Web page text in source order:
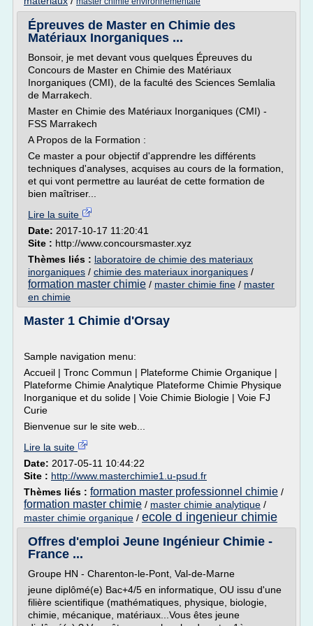
Épreuves de Master en Chimie des
Matériaux Inorganiques ...
Bonsoir, je met devant vous quelques Épreuves du
Concours de Master en Chimie des Matériaux
Inorganiques (CMI), de la faculté des Sciences Semlalia
de Marrakech.
Master en Chimie des Matériaux Inorganiques (CMI) -
FSS Marrakech
A Propos de la Formation :
Ce master a pour objectif d'apprendre les différents
techniques d'analyses, acquises au cours de la formation,
et qui vont permettre au lauréat de cette formation de
bien maîtriser...
Lire la suite
Date: 2017-10-17 11:20:41
Site : http://www.concoursmaster.xyz
Thèmes liés : laboratoire de chimie des materiaux
inorganiques / chimie des materiaux inorganiques /
formation master chimie / master chimie fine / master
en chimie
Master 1 Chimie d'Orsay
Sample navigation menu:
Accueil | Tronc Commun | Plateforme Chimie Organique |
Plateforme Chimie Analytique Plateforme Chimie Physique
Inorganique et du solide | Voie Chimie Biologie | Voie FJ
Curie
Bienvenue sur le site web...
Lire la suite
Date: 2017-05-11 10:44:22
Site : http://www.masterchimie1.u-psud.fr
Thèmes liés : formation master professionnel chimie /
formation master chimie / master chimie analytique /
master chimie organique / ecole d ingenieur chimie
Offres d'emploi Jeune Ingénieur Chimie -
France ...
Groupe HN - Charenton-le-Pont, Val-de-Marne
jeune diplômé(e) Bac+4/5 en informatique, OU issu d'une
filière scientifique (mathématiques, physique, biologie,
chimie, mécanique, matériaux...Vous êtes jeune